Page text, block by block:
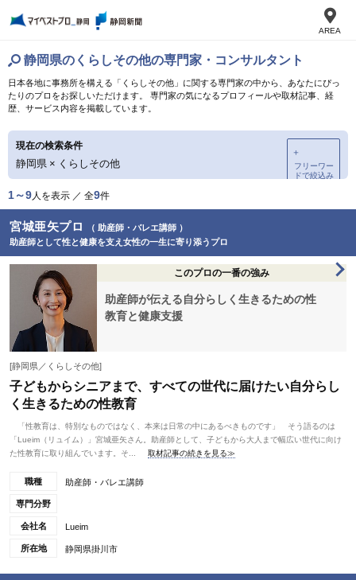
AREA
静岡県のくらしその他の専門家・コンサルタント
日本各地に事務所を構える「くらしその他」に関する専門家の中から、あなたにぴっ
たりのプロをお探しいただけます。 専門家の気になるプロフィールや取材記事、経
歴、サービス内容を掲載しています。
現在の検索条件
静岡県 × くらしその他
＋
フリーワー
ドで絞込み
1～9人を表示 ／ 全9件
宮城亜矢プロ
（ 助産師・バレエ講師 ）
助産師として性と健康を支え女性の一生に寄り添うプロ
このプロの一番の強み
助産師が伝える自分らしく生きるための性
教育と健康支援
[静岡県／くらしその他]
子どもからシニアまで、すべての世代に届けたい自分らし
く生きるための性教育
「性教育は、特別なものではなく、本来は日常の中にあるべきものです」 そう語るのは
「Lueim（リュイム）」宮城亜矢さん。助産師として、子どもから大人まで幅広い世代に向け
た性教育に取り組んでいます。そ...
取材記事の続きを見る≫
職種 助産師・バレエ講師
専門分野
会社名 Lueim
所在地 静岡県掛川市